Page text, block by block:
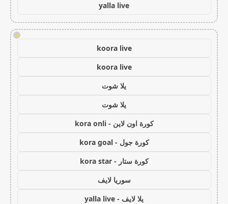
yalla live
!
koora live
koora live
يلا شوت
يلا شوت
كورة اون لاين - kora onli
كورة جول - kora goal
كورة ستار - kora star
سوريا لايف
يلا لايف - yalla live